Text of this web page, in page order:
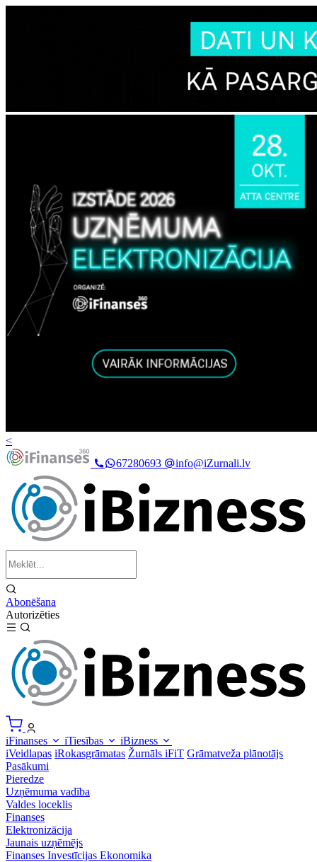
<
67280693
info@iZurnali.lv
Abonēšana
Autorizēties
iFinanses iTiesības
iBizness
iVeidlapas iRokasgrāmatas Žurnāls iFiT Grāmatveža plānotājs
Pasākumi
Pieredze
Uzņēmuma vadība
Valdes loceklis
Finanses
Elektronizācija
Jaunais uzņēmējs
Finanses Investīcijas Ekonomika